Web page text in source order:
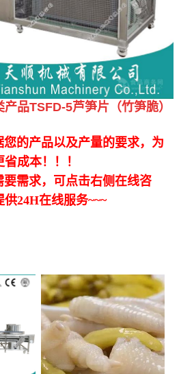
品TSFD-5芦笋片（竹笋脆）
的产品以及产量的要求，为
成本！！！
需求，可点击右侧在线咨
24H在线服务~~~